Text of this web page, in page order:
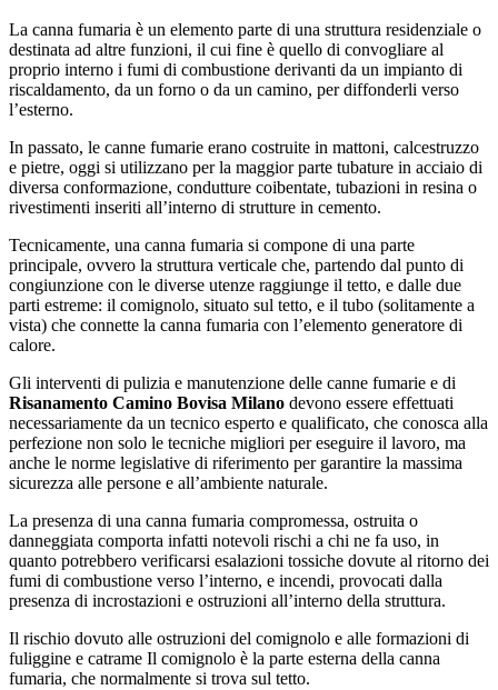
La canna fumaria è un elemento parte di una struttura residenziale o
destinata ad altre funzioni, il cui fine è quello di convogliare al
proprio interno i fumi di combustione derivanti da un impianto di
riscaldamento, da un forno o da un camino, per diffonderli verso
l’esterno.
In passato, le canne fumarie erano costruite in mattoni, calcestruzzo
e pietre, oggi si utilizzano per la maggior parte tubature in acciaio di
diversa conformazione, condutture coibentate, tubazioni in resina o
rivestimenti inseriti all’interno di strutture in cemento.
Tecnicamente, una canna fumaria si compone di una parte
principale, ovvero la struttura verticale che, partendo dal punto di
congiunzione con le diverse utenze raggiunge il tetto, e dalle due
parti estreme: il comignolo, situato sul tetto, e il tubo (solitamente a
vista) che connette la canna fumaria con l’elemento generatore di
calore.
Gli interventi di pulizia e manutenzione delle canne fumarie e di
Risanamento Camino Bovisa Milano devono essere effettuati
necessariamente da un tecnico esperto e qualificato, che conosca alla
perfezione non solo le tecniche migliori per eseguire il lavoro, ma
anche le norme legislative di riferimento per garantire la massima
sicurezza alle persone e all’ambiente naturale.
La presenza di una canna fumaria compromessa, ostruita o
danneggiata comporta infatti notevoli rischi a chi ne fa uso, in
quanto potrebbero verificarsi esalazioni tossiche dovute al ritorno dei
fumi di combustione verso l’interno, e incendi, provocati dalla
presenza di incrostazioni e ostruzioni all’interno della struttura.
Il rischio dovuto alle ostruzioni del comignolo e alle formazioni di
fuliggine e catrame Il comignolo è la parte esterna della canna
fumaria, che normalmente si trova sul tetto.